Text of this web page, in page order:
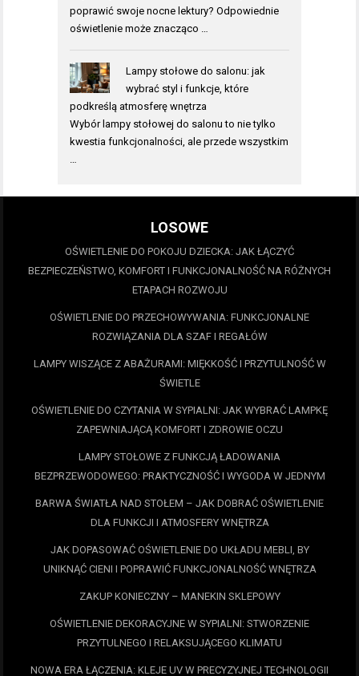
poprawić swoje nocne lektury? Odpowiednie
oświetlenie może znacząco …
Lampy stołowe do salonu: jak
wybrać styl i funkcje, które
podkreślą atmosferę wnętrza
Wybór lampy stołowej do salonu to nie tylko
kwestia funkcjonalności, ale przede wszystkim
LOSOWE
OŚWIETLENIE DO POKOJU DZIECKA: JAK ŁĄCZYĆ
BEZPIECZEŃSTWO, KOMFORT I FUNKCJONALNOŚĆ NA RÓŻNYCH
ETAPACH ROZWOJU
OŚWIETLENIE DO PRZECHOWYWANIA: FUNKCJONALNE
ROZWIĄZANIA DLA SZAF I REGAŁÓW
LAMPY WISZĄCE Z ABAŻURAMI: MIĘKKOŚĆ I PRZYTULNOŚĆ W
ŚWIETLE
OŚWIETLENIE DO CZYTANIA W SYPIALNI: JAK WYBRAĆ LAMPKĘ
ZAPEWNIAJĄCĄ KOMFORT I ZDROWIE OCZU
LAMPY STOŁOWE Z FUNKCJĄ ŁADOWANIA
BEZPRZEWODOWEGO: PRAKTYCZNOŚĆ I WYGODA W JEDNYM
BARWA ŚWIATŁA NAD STOŁEM – JAK DOBRAĆ OŚWIETLENIE
DLA FUNKCJI I ATMOSFERY WNĘTRZA
JAK DOPASOWAĆ OŚWIETLENIE DO UKŁADU MEBLI, BY
UNIKNĄĆ CIENI I POPRAWIĆ FUNKCJONALNOŚĆ WNĘTRZA
ZAKUP KONIECZNY – MANEKIN SKLEPOWY
OŚWIETLENIE DEKORACYJNE W SYPIALNI: STWORZENIE
PRZYTULNEGO I RELAKSUJĄCEGO KLIMATU
NOWA ERA ŁĄCZENIA: KLEJE UV W PRECYZYJNEJ TECHNOLOGII